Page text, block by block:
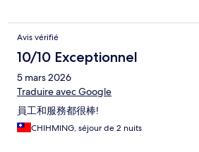
Avis vérifié
10/10 Exceptionnel
5 mars 2026
Traduire avec Google
員工和服務都很棒!
CHIHMING, séjour de 2 nuits